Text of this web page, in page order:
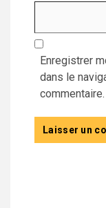
Enregistrer
dans le
commentaire.